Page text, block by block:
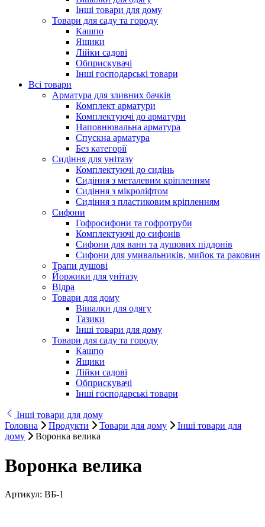
Інші товари для дому
Товари для саду та городу
Кашпо
Ящики
Лійки садові
Обприскувачі
Інші господарські товари
Всі товари
Арматура для зливних бачків
Комплект арматури
Комплектуючі до арматури
Наповнювальна арматура
Спускна арматура
Без категорії
Сидіння для унітазу
Комплектуючі до сидінь
Сидіння з металевим кріпленням
Сидіння з мікроліфтом
Сидіння з пластиковим кріпленням
Сифони
Гофросифони та гофротруби
Комплектуючі до сифонів
Сифони для ванн та душових піддонів
Сифони для умивальників, мийок та раковин
Трапи душові
Йоржики для унітазу
Відра
Товари для дому
Вішалки для одягу
Тазики
Інші товари для дому
Товари для саду та городу
Кашпо
Ящики
Лійки садові
Обприскувачі
Інші господарські товари
Інші товари для дому
Головна
Продукти Товари для дому
Інші товари для
дому
Воронка велика
Воронка велика
Артикул: ВБ-1